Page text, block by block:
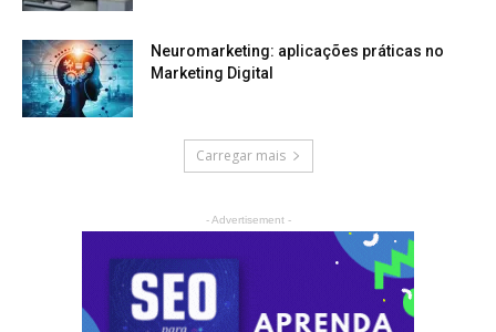
Neuromarketing: aplicações práticas no
Marketing Digital
Carregar mais
- Advertisement -